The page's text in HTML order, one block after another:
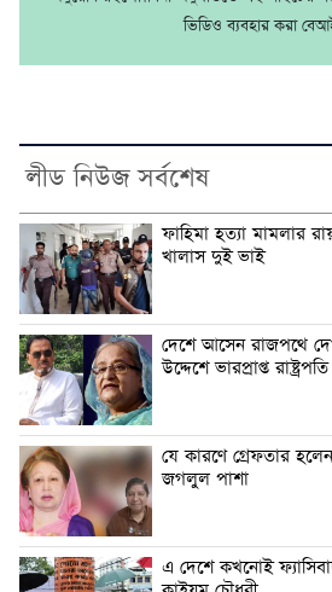
ভিডিও ব্যবহার করা
লীড নিউজ সর্বশেষ
ফাহিমা হত্যা মামলার
খালাস দুই ভাই
দেশে আসেন রাজপথে
উদ্দেশে ভারপ্রাপ্ত রাষ্ট্রপতি
যে কারণে গ্রেফতার
জগলুল পাশা
এ দেশে কখনোই